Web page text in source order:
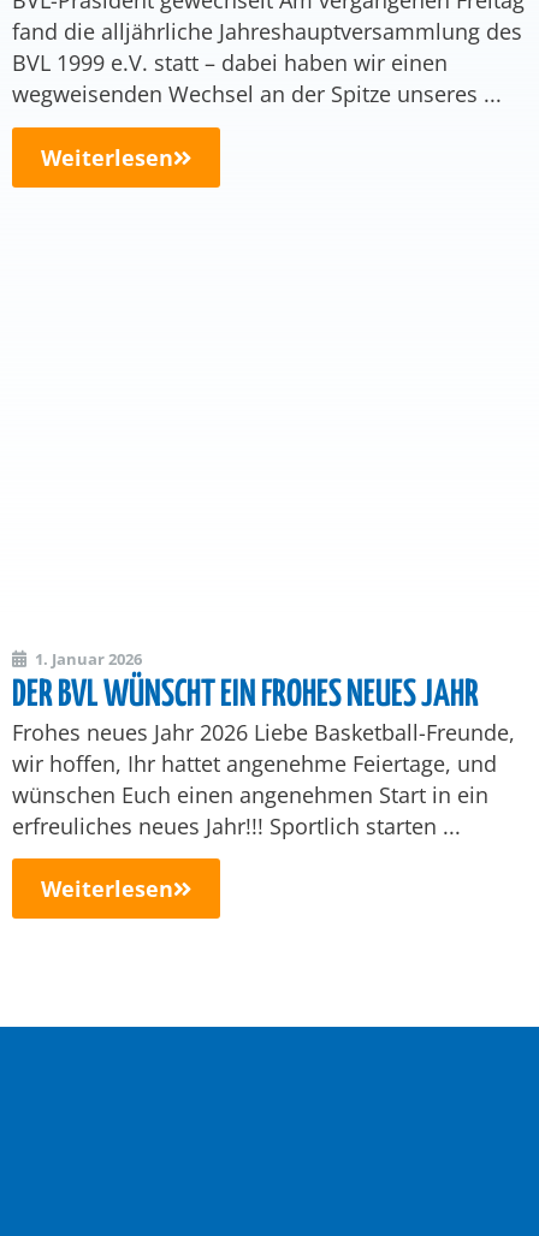
fand die alljährliche Jahreshauptversammlung des
BVL 1999 e.V. statt – dabei haben wir einen
wegweisenden Wechsel an der Spitze unseres ...
Weiterlesen
1. Januar 2026
DER BVL WÜNSCHT EIN FROHES NEUES JAHR
Frohes neues Jahr 2026 Liebe Basketball-Freunde,
wir hoffen, Ihr hattet angenehme Feiertage, und
wünschen Euch einen angenehmen Start in ein
erfreuliches neues Jahr!!! Sportlich starten ...
Weiterlesen